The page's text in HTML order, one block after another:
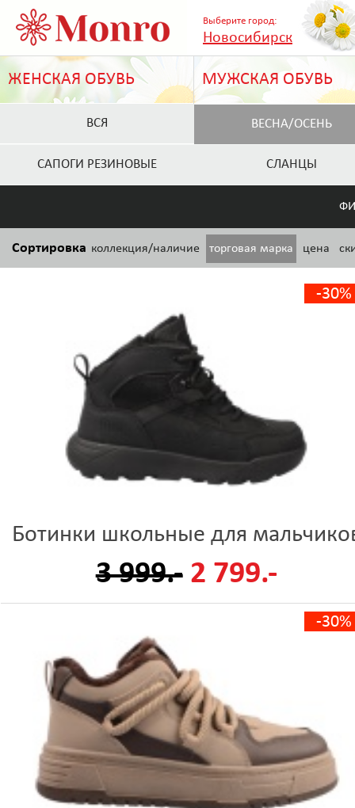
Выберите город:
Новосибирск
ЖЕНСКАЯ ОБУВЬ МУЖСКАЯ ОБУВЬ
ВСЯ ВЕСНА/ОСЕНЬ
САПОГИ РЕЗИНОВЫЕ СЛАНЦЫ
Сортировка коллекция/наличие торговая марка цена
-30%
Ботинки школьные для
3 999.- 2 799.-
-30%